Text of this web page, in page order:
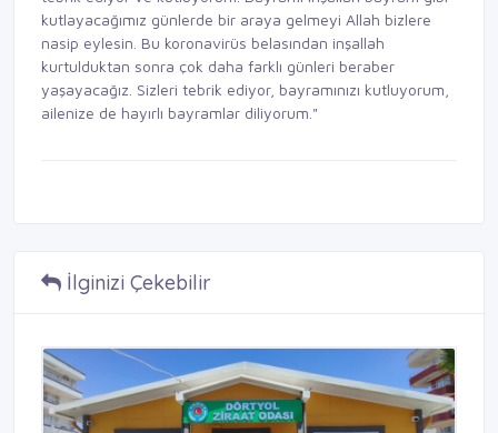
kutlayacağımız günlerde bir araya gelmeyi Allah bizlere
nasip eylesin. Bu koronavirüs belasından inşallah
kurtulduktan sonra çok daha farklı günleri beraber
yaşayacağız. Sizleri tebrik ediyor, bayramınızı kutluyorum,
ailenize de hayırlı bayramlar diliyorum."
İlginizi Çekebilir